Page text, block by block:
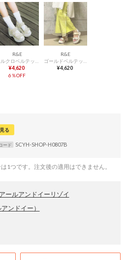
R&E
¥4,620
6％OFF
R&E
¥4,620
る
コード SCYH-SHOP-H0807B
1つです。注文後の適用はできません。
ールアンドイーリゾイ
ンドイー）